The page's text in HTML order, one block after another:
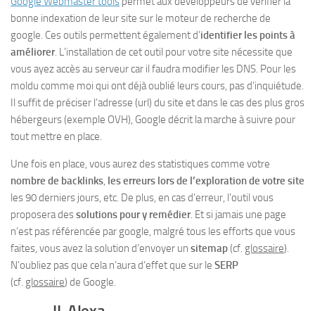
bonne indexation de leur site sur le moteur de recherche de
google. Ces outils permettent également d’identifier les points à
améliorer. L’installation de cet outil pour votre site nécessite que
vous ayez accès au serveur car il faudra modifier les DNS. Pour les
moldu comme moi qui ont déjà oublié leurs cours, pas d’inquiétude.
Il suffit de préciser l’adresse (url) du site et dans le cas des plus gros
hébergeurs (exemple OVH), Google décrit la marche à suivre pour
tout mettre en place.
Une fois en place, vous aurez des statistiques comme votre
nombre de backlinks, les erreurs lors de l’exploration de votre site
les 90 derniers jours, etc. De plus, en cas d’erreur, l’outil vous
proposera dessolutions pour y remédier. Et si jamais une page
n’est pas référencée par google, malgré tous les efforts que vous
faites, vous avez la solution d’envoyer un sitemap(cf. glossaire).
N’oubliez pas que cela n’aura d’effet que sur le SERP
(cf. glossaire) de Google.